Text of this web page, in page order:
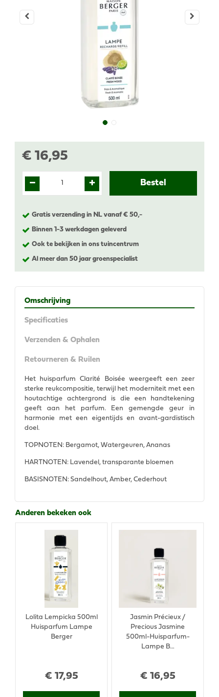
€ 16,95
Gratis verzending in NL vanaf € 50,-
Binnen 1-3 werkdagen geleverd
Ook te bekijken in ons tuincentrum
Al meer dan 50 jaar groenspecialist
Omschrijving
Specificaties
Verzenden & Ophalen
Retourneren & Ruilen
Het huisparfum Clarité Boisée weergeeft een zeer
sterke reukcompositie, terwijl het moderniteit met een
houtachtige achtergrond is die een handtekening
geeft aan het parfum. Een gemengde geur in
harmonie met een eigentijds en avant-gardistisch
doel.
TOPNOTEN: Bergamot, Watergeuren, Ananas
HARTNOTEN: Lavendel, transparante bloemen
BASISNOTEN: Sandelhout, Amber, Cederhout
Anderen bekeken ook
€ 17,95
Lolita Lempicka 500ml
Huisparfum Lampe
Berger
€ 16,95
Jasmin Précieux /
Precious Jasmine
500ml-Huisparfum-
Lampe B…